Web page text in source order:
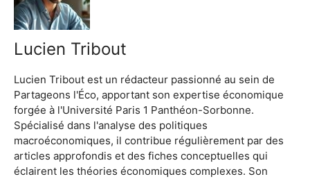
Lucien Tribout
Lucien Tribout est un rédacteur passionné au sein de
Partageons l'Éco, apportant son expertise économique
forgée à l'Université Paris 1 Panthéon-Sorbonne.
Spécialisé dans l'analyse des politiques
macroéconomiques, il contribue régulièrement par des
articles approfondis et des fiches conceptuelles qui
éclairent les théories économiques complexes. Son